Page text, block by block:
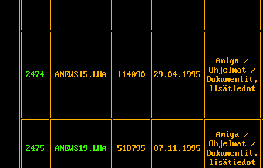
2474 ANEWS15.LHA 114090 29.04.1995
Amiga /
Ohjelmat /
Dokumentit,
lisätiedot
2475 ANEWS19.LHA 518795 07.11.1995
Amiga /
Ohjelmat /
Dokumentit,
lisätiedot